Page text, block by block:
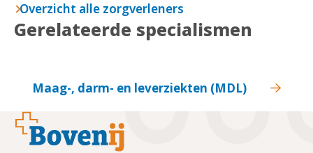
Overzicht alle zorgverleners
Gerelateerde specialismen
Maag-, darm- en leverziekten (MDL)
Footer